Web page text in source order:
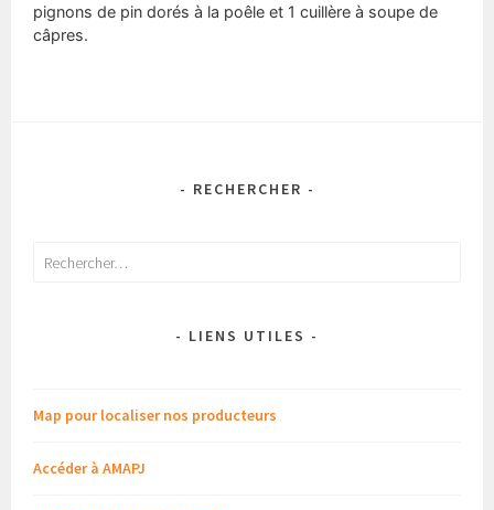
pignons de pin dorés à la poêle et 1 cuillère à soupe de
câpres.
- RECHERCHER -
Rechercher :
- LIENS UTILES -
Map pour localiser nos producteurs
Accéder à AMAPJ